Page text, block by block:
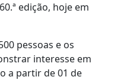
edição, hoje em
pessoas e os
interesse em
a partir de 01 de